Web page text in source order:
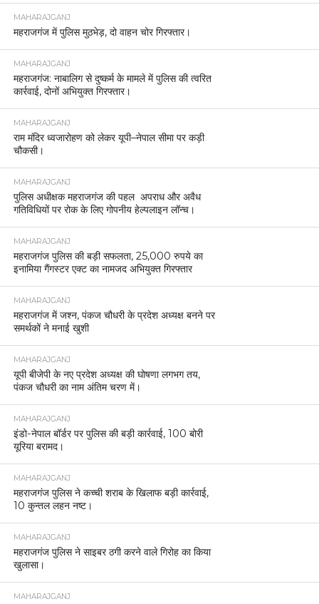
MAHARAJGANJ
महराजगंज में पुलिस मुठभेड़, दो वाहन चोर गिरफ्तार।
MAHARAJGANJ
महराजगंज: नाबालिग से दुष्कर्म के मामले में पुलिस की त्वरित
कार्रवाई, दोनों अभियुक्त गिरफ्तार।
MAHARAJGANJ
राम मंदिर ध्वजारोहण को लेकर यूपी–नेपाल सीमा पर कड़ी
चौकसी।
MAHARAJGANJ
पुलिस अधीक्षक महराजगंज की पहल अपराध और अवैध
गतिविधियों पर रोक के लिए गोपनीय हेल्पलाइन लॉन्च।
MAHARAJGANJ
महराजगंज पुलिस की बड़ी सफलता, 25,000 रुपये का
इनामिया गैंगस्टर एक्ट का नामजद अभियुक्त गिरफ्तार
MAHARAJGANJ
महराजगंज में जश्न, पंकज चौधरी के प्रदेश अध्यक्ष बनने पर
समर्थकों ने मनाई खुशी
MAHARAJGANJ
यूपी बीजेपी के नए प्रदेश अध्यक्ष की घोषणा लगभग तय,
पंकज चौधरी का नाम अंतिम चरण में।
MAHARAJGANJ
इंडो-नेपाल बॉर्डर पर पुलिस की बड़ी कार्रवाई, 100 बोरी
यूरिया बरामद।
MAHARAJGANJ
महराजगंज पुलिस ने कच्ची शराब के खिलाफ बड़ी कार्रवाई,
10 कुन्तल लहन नष्ट।
MAHARAJGANJ
महराजगंज पुलिस ने साइबर ठगी करने वाले गिरोह का किया
खुलासा।
MAHARAJGANJ